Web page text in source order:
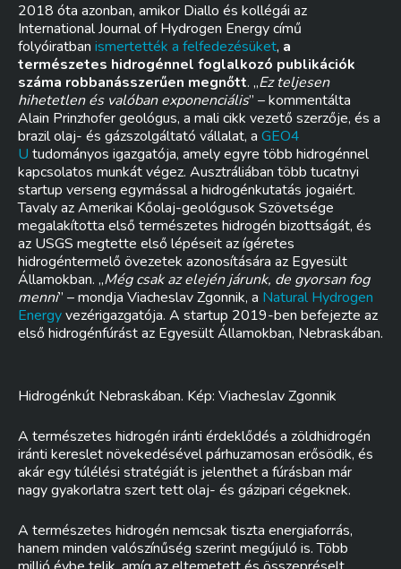
2018 óta azonban, amikor Diallo és kollégái az
International Journal of Hydrogen Energy című
folyóiratban ismertették a felfedezésüket, a
természetes hidrogénnel foglalkozó publikációk
száma robbanásszerűen megnőtt. „Ez teljesen
hihetetlen és valóban exponenciális” – kommentálta
Alain Prinzhofer geológus, a mali cikk vezető szerzője, és a
brazil olaj- és gázszolgáltató vállalat, a GEO4
U tudományos igazgatója, amely egyre több hidrogénnel
kapcsolatos munkát végez. Ausztráliában több tucatnyi
startup verseng egymással a hidrogénkutatás jogaiért.
Tavaly az Amerikai Kőolaj-geológusok Szövetsége
megalakította első természetes hidrogén bizottságát, és
az USGS megtette első lépéseit az ígéretes
hidrogéntermelő övezetek azonosítására az Egyesült
Államokban. „Még csak az elején járunk, de gyorsan fog
menni” – mondja Viacheslav Zgonnik, a Natural Hydrogen
Energyvezérigazgatója. A startup 2019-ben befejezte az
első hidrogénfúrást az Egyesült Államokban, Nebraskában.
Hidrogénkút Nebraskában. Kép: Viacheslav Zgonnik
A természetes hidrogén iránti érdeklődés a zöldhidrogén
iránti kereslet növekedésével párhuzamosan erősödik, és
akár egy túlélési stratégiát is jelenthet a fúrásban már
nagy gyakorlatra szert tett olaj- és gázipari cégeknek.
A természetes hidrogén nemcsak tiszta energiaforrás,
hanem minden valószínűség szerint megújuló is. Több